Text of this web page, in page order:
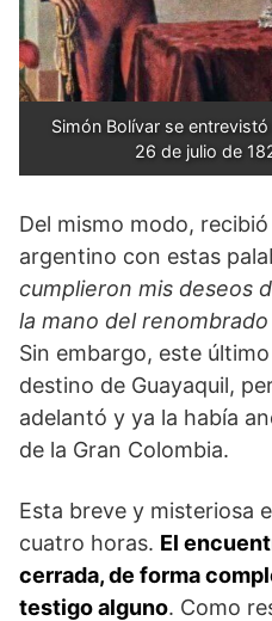
Simón Bolívar se
26 de julio de
Del mismo modo,
argentino con estas
cumplieron mis deseos
la mano del
Sin embargo, este
destino de Guayaquil,
adelantó y ya la había
de la Gran Colombia.
Esta breve y misteriosa
cuatro horas. El
cerrada, de forma
testigo alguno. Como